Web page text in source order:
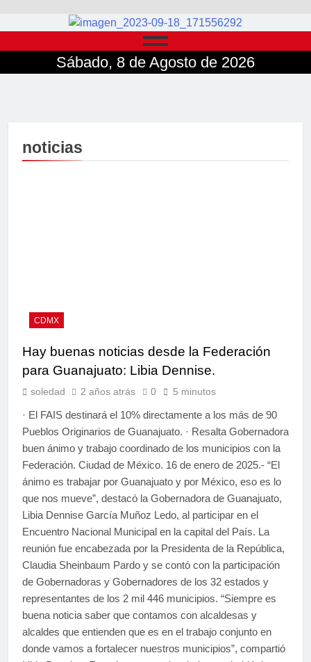
Sábado, 8 de Agosto de 2026
noticias
CDMX
Hay buenas noticias desde la Federación
para Guanajuato: Libia Dennise.
soledad 2 años atrás 0 5 minutos
· El FAIS destinará el 10% directamente a los más de 90
Pueblos Originarios de Guanajuato. · Resalta Gobernadora
buen ánimo y trabajo coordinado de los municipios con la
Federación. Ciudad de México. 16 de enero de 2025.- “El
ánimo es trabajar por Guanajuato y por México, eso es lo
que nos mueve”, destacó la Gobernadora de Guanajuato,
Libia Dennise García Muñoz Ledo, al participar en el
Encuentro Nacional Municipal en la capital del País. La
reunión fue encabezada por la Presidenta de la República,
Claudia Sheinbaum Pardo y se contó con la participación
de Gobernadoras y Gobernadores de los 32 estados y
representantes de los 2 mil 446 municipios. “Siempre es
buena noticia saber que contamos con alcaldesas y
alcaldes que entienden que es en el trabajo conjunto en
donde vamos a fortalecer nuestros municipios”, compartió